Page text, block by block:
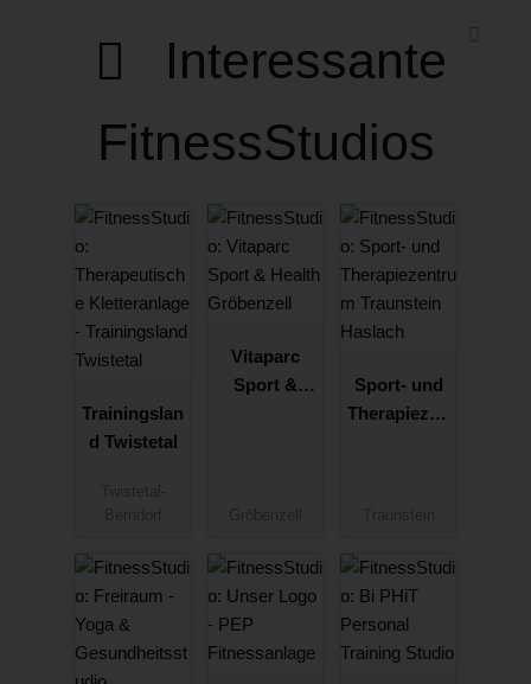
Interessante
FitnessStudios
Trainingslan
d Twistetal
Vitaparc
Sport &
Sport- und
Therapiezen